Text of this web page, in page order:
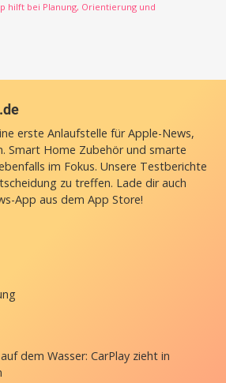
hilft bei Planung, Orientierung und
erste Anlaufstelle für Apple-News,
Smart Home Zubehör und smarte
im Fokus. Unsere Testberichte
zu treffen. Lade dir auch
App aus dem App Store!
dem Wasser: CarPlay zieht in